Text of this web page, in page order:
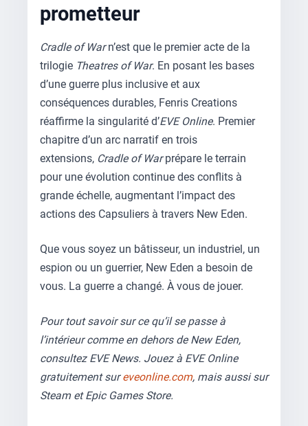
prometteur
Cradle of Warn’est que le premier acte de la
trilogie Theatres of War. En posant les bases
d’une guerre plus inclusive et aux
conséquences durables, Fenris Creations
réaffirme la singularité d’EVE Online. Premier
chapitre d’un arc narratif en trois
extensions, Cradle of Warprépare le terrain
pour une évolution continue des conflits à
grande échelle, augmentant l’impact des
actions des Capsuliers à travers New Eden.
Que vous soyez un bâtisseur, un industriel, un
espion ou un guerrier, New Eden a besoin de
vous. La guerre a changé. À vous de jouer.
Pour tout savoir sur ce qu’il se passe à
l’intérieur comme en dehors de New Eden,
consultez EVE News. Jouez à EVE Online
gratuitement sureveonline.com, mais aussi sur
Steam et Epic Games Store.